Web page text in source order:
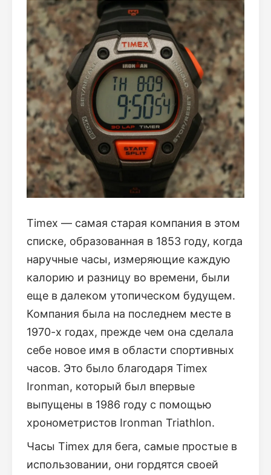
Timex — самая старая компания в этом
списке, образованная в 1853 году, когда
наручные часы, измеряющие каждую
калорию и разницу во времени, были
еще в далеком утопическом будущем.
Компания была на последнем месте в
1970-х годах, прежде чем она сделала
себе новое имя в области спортивных
часов. Это было благодаря Timex
Ironman, который был впервые
выпущены в 1986 году с помощью
хронометристов Ironman Triathlon.
Часы Timex для бега, самые простые в
использовании, они гордятся своей